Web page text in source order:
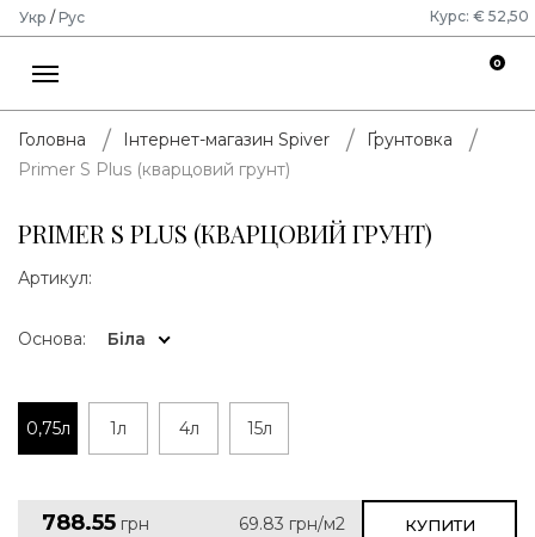
Укр / Рус Курс: € 52,50
0
Головна Інтернет-магазин Spiver
Ґрунтовка
Primer S Plus (кварцовий грунт)
PRIMER S PLUS (КВАРЦОВИЙ ГРУНТ)
Артикул:
Основа: Біла
0,75л 1л 4л 15л
788.55 грн 69.83 грн/м2 КУПИТИ